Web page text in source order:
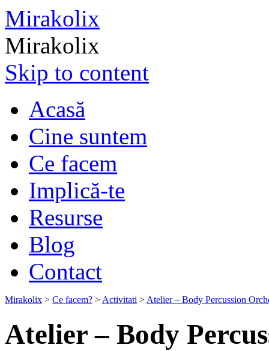
Mirakolix
Mirakolix
Skip to content
Acasă
Cine suntem
Ce facem
Implică-te
Resurse
Blog
Contact
Mirakolix > Ce facem? > Activitati > Atelier – Body Percussion
Atelier – Body